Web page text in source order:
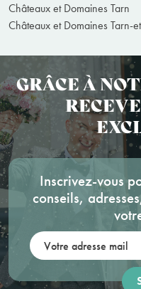
Châteaux et Domaines Tarn
Châteaux et Domaines Tarn-
GRÂCE À
Inscrivez-vous
conseils,